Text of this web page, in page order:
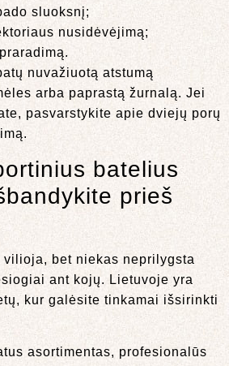
sluoksnį;
nusidėvėjimą;
nuvažiuotą atstumą
arba paprastą žurnalą. Jei
pasvarstykite apie dviejų porų
batelius
prieš
vilioja, bet niekas neprilygsta
ant kojų. Lietuvoje yra
kur galėsite tinkamai išsirinkti
asortimentas, profesionalūs